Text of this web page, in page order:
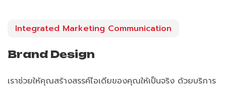
Integrated Marketing Communication
Brand Design
เราช่วยให้คุณสร้างสรรค์ไอเดียของคุณให้เป็นจริง ด้วยบริการ